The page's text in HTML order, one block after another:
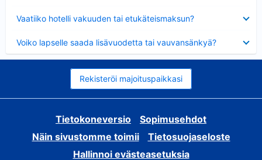
Vaatiiko hotelli vakuuden tai etukäteismaksun?
Voiko lapselle saada lisävuodetta tai vauvansänkyä?
Rekisteröi majoituspaikkasi
Tietokoneversio
Sopimusehdot
Näin sivustomme toimii
Tietosuojaseloste
Hallinnoi evästeasetuksia